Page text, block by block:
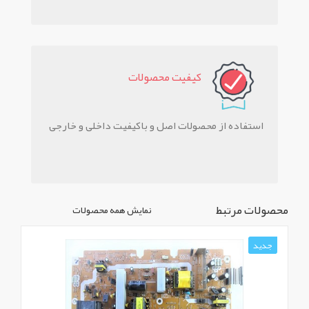
کيفيت محصولات
استفاده از محصولات اصل و باکیفیت داخلی و خارجی
نمایش همه محصولات محصولات مرتبط
جدید